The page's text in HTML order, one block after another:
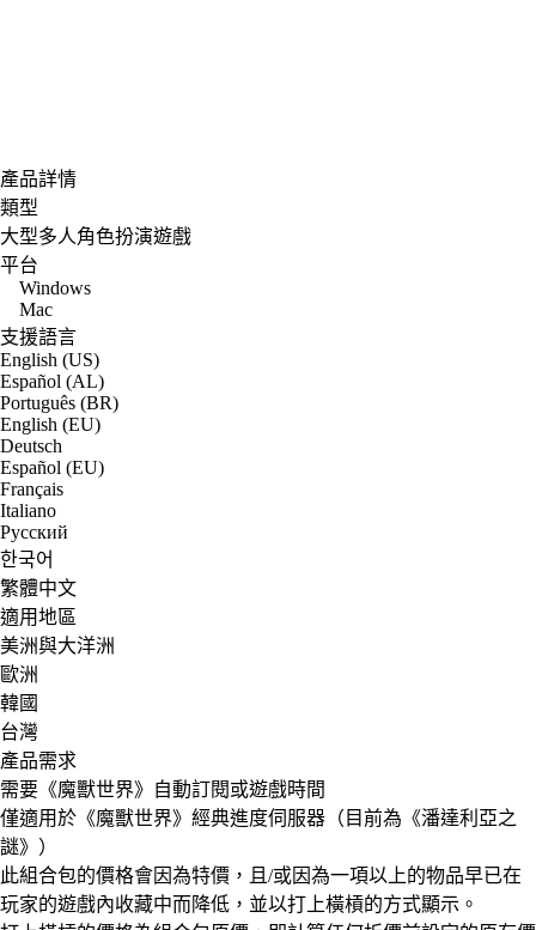
產品詳情
類型
大型多人角色扮演遊戲
平台
Windows
Mac
支援語言
English (US)
Español (AL)
Português (BR)
English (EU)
Deutsch
Español (EU)
Français
Italiano
Русский
한국어
繁體中文
適用地區
美洲與大洋洲
歐洲
韓國
台灣
產品需求
需要《魔獸世界》自動訂閱或遊戲時間
僅適用於《魔獸世界》經典進度伺服器（目前為《潘達利亞之
謎》）
此組合包的價格會因為特價，且/或因為一項以上的物品早已在
玩家的遊戲內收藏中而降低，並以打上橫槓的方式顯示。